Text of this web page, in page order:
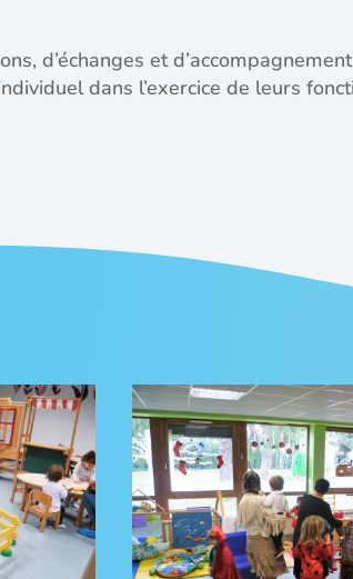
d’échanges et
dans l’exercice de leurs